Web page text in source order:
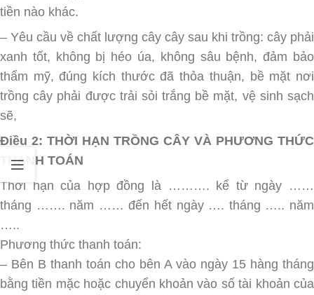
tiền nào khác.
– Yêu cầu về chất lượng cây cây sau khi trồng: cây phải
xanh tốt, không bị héo úa, không sâu bệnh, đảm bảo
thẩm mỹ, đúng kích thước đã thỏa thuận, bề mặt nơi
trồng cây phải được trải sỏi trắng bề mặt, vệ sinh sạch
sẽ,
Điều 2: THỜI HẠN TRỒNG CÂY VÀ PHƯƠNG THỨC
THANH TOÁN
Thời hạn của hợp đồng là ………. kể từ ngày ……
tháng ……. năm …… đến hết ngày …. tháng ….. năm
…..
Phương thức thanh toán:
– Bên B thanh toán cho bên A vào ngày 15 hàng tháng
bằng tiền mặc hoặc chuyển khoản vào số tài khoản của